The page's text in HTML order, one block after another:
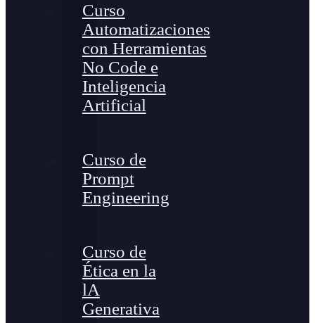
Curso
Automatizaciones
con Herramientas
No Code e
Inteligencia
Artificial
Curso de
Prompt
Engineering
Curso de
Ética en la
lA
Generativa